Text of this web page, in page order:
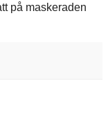
på maskeraden